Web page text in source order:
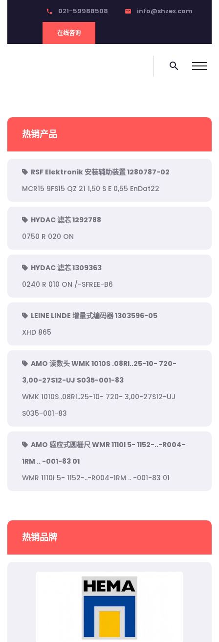
phone 021-59988508 email info@shzex.com
在线咨询
search
热销产品
RSF Elektronik 安装辅助装置 1280787-02
MCR15 9FS15 QZ 21 1,50 S E 0,55 EnDat22
HYDAC 滤芯 1292788
0750 R 020 ON
HYDAC 滤芯 1309363
0240 R 010 ON /-SFREE-B6
LEINE LINDE 增量式编码器 1303596-05
XHD 865
AMO 读数头 WMK 1010S .08RI..25-10- 720-
3,00-27S12-UJ S035-001-83
WMK 1010S .08RI..25-10- 720- 3,00-27S12-UJ
S035-001-83
AMO 感应式圆栅尺 WMR 1110I 5- 1152-..-R004-
1RM .. -001-83 01
WMR 1110I 5- 1152-..-R004-1RM .. -001-83 01
热销品牌